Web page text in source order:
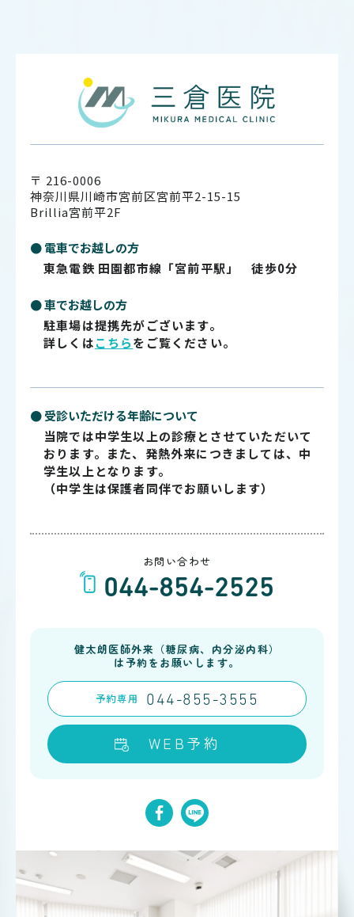
〒 216-0006
神奈川県川崎市宮前区宮前平2-15-15
Brillia宮前平2F
● 電車でお越しの方
東急電鉄 田園都市線「宮前平駅」 徒歩0分
● 車でお越しの方
駐車場は提携先がございます。
詳しくはこちらをご覧ください。
● 受診いただける年齢について
当院では中学生以上の診療とさせていただいて
おります。また、発熱外来につきましては、中
学生以上となります。
（中学生は保護者同伴でお願いします）
お問い合わせ
044-854-2525
健太朗医師外来（糖尿病、内分泌内科）
は予約をお願いします。
予約専用 044-855-3555
WEB予約